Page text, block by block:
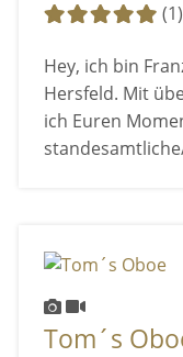
(1)
Hey, ich bin
Hersfeld. Mit
ich Euren
Tom´s